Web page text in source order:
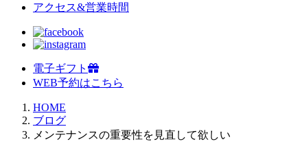
アクセス&営業時間
電子ギフト
WEB予約はこちら
HOME
ブログ
メンテナンスの重要性を見直して欲しい